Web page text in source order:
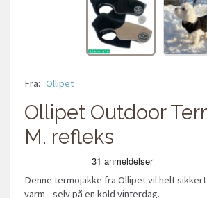
Fra: Ollipet
Ollipet Outdoor
M. refleks
Denne termojakke fra Ollipet vil helt
varm - selv på en kold vinterdag.